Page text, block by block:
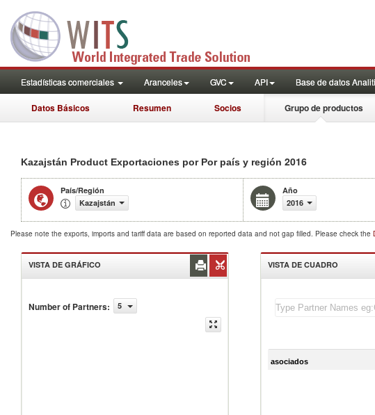
Estadísticas comerciales Aranceles GVC API Base de datos
Datos Básicos Resumen Socios Grupo de productos
Kazajstán Product Exportaciones por Por país y región 2016
País/Región
Kazajstán
Año
2016
Please note the exports, imports and tariff data are based on reported data and not gap filled. Please check the
VISTA DE GRÁFICO
Number of Partners: 5
VISTA DE CUADRO
asociados